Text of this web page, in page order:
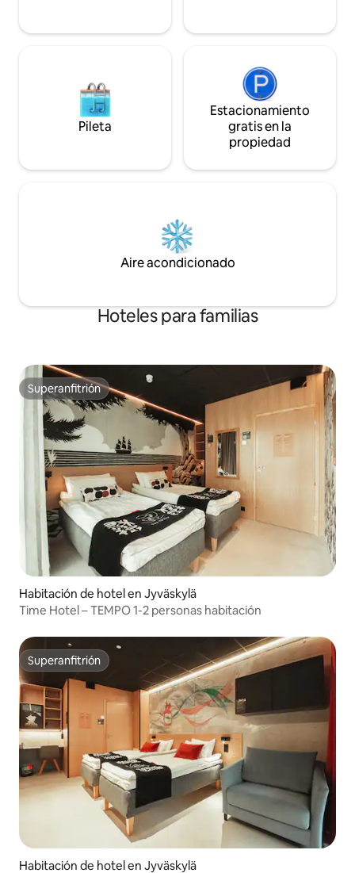
Pileta
Estacionamiento
gratis en la
propiedad
Aire acondicionado
Hoteles para familias
Superanfitrión
Superanfitrión
Habitación de hotel en Jyväskylä
Time Hotel – TEMPO 1-2 personas habitación
Superanfitrión
Superanfitrión
Habitación de hotel en Jyväskylä